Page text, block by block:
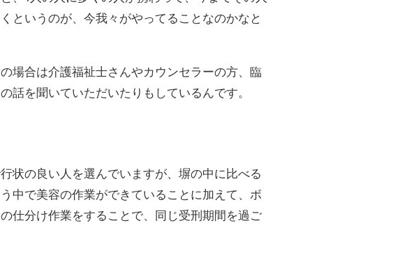
というのが、今我々がやってることなのかなと
場合は介護福祉士さんやカウンセラーの方、臨
話を聞いていただいたりもしているんです。
状の良い人を選んでいますが、塀の中に比べる
中で美容の作業ができていることに加えて、ボ
仕分け作業をすることで、同じ受刑期間を過ご